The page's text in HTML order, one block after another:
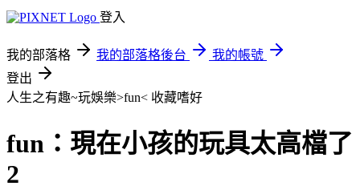
登入
我的部落格 我的部落格後台
我的帳號
登出
人生之有趣~玩娛樂>fun< 收藏嗜好
fun：現在小孩的玩具太高檔了
2